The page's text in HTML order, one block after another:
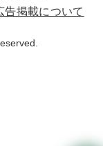
告掲載について